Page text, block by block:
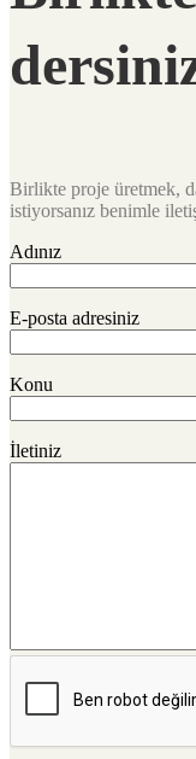
Birlikte proje üretmek,
istiyorsanız benimle
Adınız
E-posta adresiniz
Konu
İletiniz